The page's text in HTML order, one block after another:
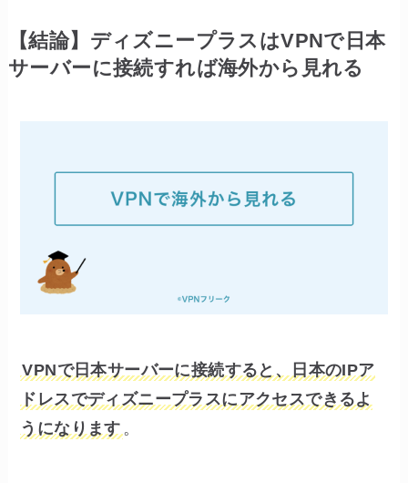
【結論】ディズニープラスはVPNで日本
サーバーに接続すれば海外から見れる
VPNで日本サーバーに接続すると、日本のIPア
ドレスでディズニープラスにアクセスできるよ
うになります 。